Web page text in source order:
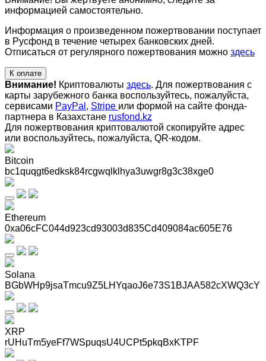
информацией самостоятельно.
Информация о произведенном пожертвовании поступает
в Русфонд в течение четырех банковских дней.
Отписаться от регулярного пожертвования можно здесь
К оплате
Внимание! Криптовалюты здесь. Для пожертвования с
карты зарубежного банка воспользуйтесь, пожалуйста,
сервисами PayPal , Stripe или формой на сайте фонда-
партнера в Казахстане rusfond.kz
Для пожертвования криптовалютой скопируйте адрес
или воспользуйтесь, пожалуйста, QR-кодом.
Bitcoin
bc1quqgt6edksk84rcgwqlklhya3uwgr8g3c38xge0
Ethereum
0xa06cFC044d923cd93003d835Cd409084ac605E76
Solana
BGbWHp9jsaTmcu9Z5LHYqaoJ6e73S1BJAA582cXWQ3cY
XRP
rUHuTm5yeFf7WSpuqsU4UCPt5pkqBxKTPF